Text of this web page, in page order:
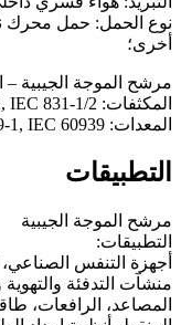
نوع الحمل: حمل محرك
أخرى؛
مرشح الموجة الجيبية –
المكثفات: CEI EN 60831-1/2, IEC 831-1/2
المعدات: CEI EN60439-1, IEC 439-1, IEC 60939
التطبيقات
مرشح الموجة الجيبية
التطبيقات:
أجهزة التنفس
منشآت التدفئة
المصاعد، الرافعات،